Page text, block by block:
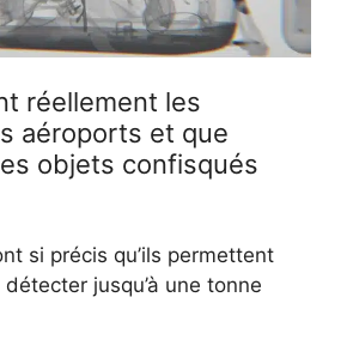
réellement les
aéroports et que
objets confisqués
si précis qu’ils permettent
jusqu’à une tonne